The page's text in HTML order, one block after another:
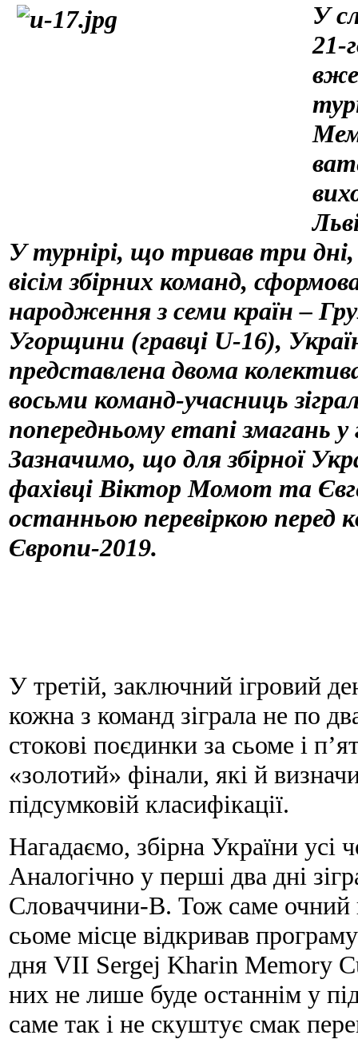
У
21-
У турнірі, що тривав три дні,
вісім збірних команд,
народження з семи країн –
Угорщини (гравці U-16),
представлена двома
восьми команд-учасниць
попередньому етапі змагань
Зазначимо, що для збірної
фахівці Віктор Момот та
останньою перевіркою перед
Європи-2019.
У третій, заключний ігровий
кожна з команд зіграла не по
стокові поєдинки за сьоме і
«золотий» фінали, які й
підсумковій класифікації.
Нагадаємо, збірна України усі
Аналогічно у перші два дні
Словаччини-В. Тож саме очний
сьоме місце відкривав
дня VII Sergej Kharin Memory
них не лише буде останнім у
саме так і не скуштує смак